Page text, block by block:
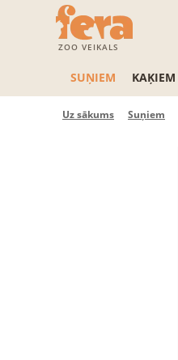
ZOO VEIKALS
SUŅIEM KAĶIEM
Uz sākums Suņiem